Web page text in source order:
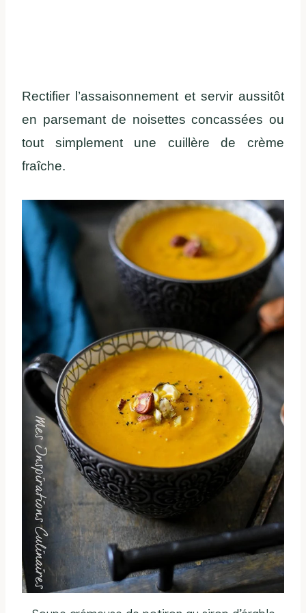
Rectifier l’assaisonnement et servir aussitôt
en parsemant de noisettes concassées ou
tout simplement une cuillère de crème
fraîche.